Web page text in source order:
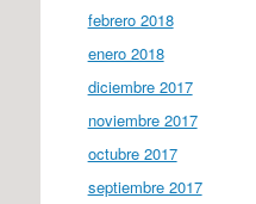
febrero 2018
enero 2018
diciembre 2017
noviembre 2017
octubre 2017
septiembre 2017